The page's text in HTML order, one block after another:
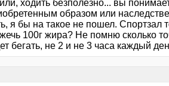
ходить безполезно... вы
образом или
я бы на такое не пошел. Спортзал
100г жира? Не помню сколько
бегать, не 2 и не 3 часа каждый